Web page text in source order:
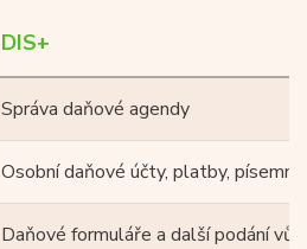
DIS+
Správa daňové agendy
Osobní daňové účty, platby,
Daňové formuláře a další podání